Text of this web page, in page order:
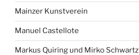
Mainzer Kunstverein
Manuel Castellote
Markus Quiring und Mirko Schwartz